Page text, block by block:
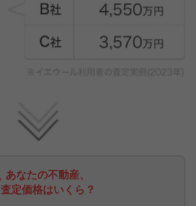
あなたの不動産、
査定価格はいくら？